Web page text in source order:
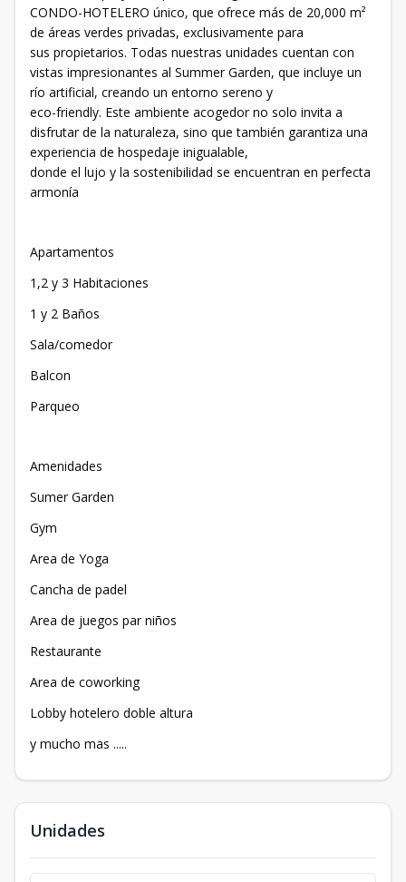
CONDO-HOTELERO único, que ofrece más de 20,000 m²
de áreas verdes privadas, exclusivamente para
sus propietarios. Todas nuestras unidades cuentan con
vistas impresionantes al Summer Garden, que incluye un
río artificial, creando un entorno sereno y
eco-friendly. Este ambiente acogedor no solo invita a
disfrutar de la naturaleza, sino que también garantiza una
experiencia de hospedaje inigualable,
donde el lujo y la sostenibilidad se encuentran en perfecta
armonía
Apartamentos
1,2 y 3 Habitaciones
1 y 2 Baños
Sala/comedor
Balcon
Parqueo
Amenidades
Sumer Garden
Gym
Area de Yoga
Cancha de padel
Area de juegos par niños
Restaurante
Area de coworking
Lobby hotelero doble altura
y mucho mas .....
Unidades